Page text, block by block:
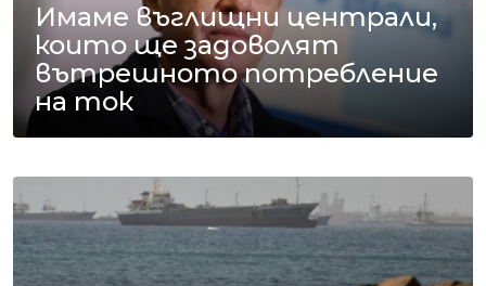
Имаме въглищни централи,
които ще задоволят
вътрешното потребление
на ток